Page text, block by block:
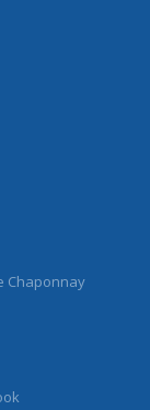
Chaponnay